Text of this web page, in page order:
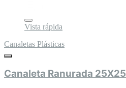
Vista rápida
Canaletas Plásticas
Canaleta Ranurada 25X25